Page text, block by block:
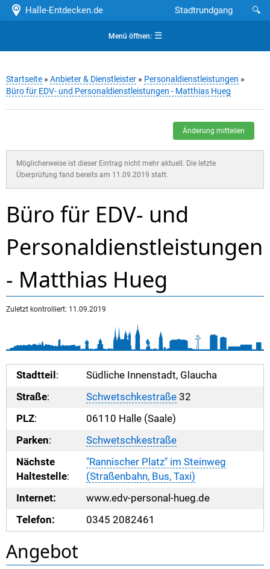
Halle-Entdecken.de 🔍
Stadtrundgang
Menü öffnen:☰
Startseite » Anbieter & Dienstleister » Personaldienstleistungen »
Büro für EDV- und Personaldienstleistungen - Matthias Hueg
Änderung mitteilen
Möglicherweise ist dieser Eintrag nicht mehr aktuell. Die letzte
Überprüfung fand bereits am 11.09.2019 statt.
Büro für EDV- und
Personaldienstleistungen
- Matthias Hueg
Zuletzt kontrolliert: 11.09.2019
Stadtteil :
Südliche Innenstadt, Glaucha
Straße: Schwetschkestraße 32
PLZ:
06110 Halle (Saale)
Parken:
Schwetschkestraße
Nächste
Haltestelle:
"Rannischer Platz" im Steinweg
(Straßenbahn, Bus, Taxi)
Internet:
www.edv-personal-hueg.de
Telefon:
0345 2082461
Angebot